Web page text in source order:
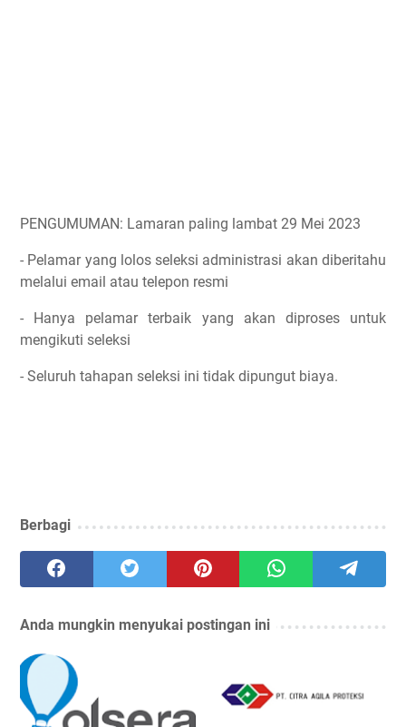
PENGUMUMAN: Lamaran paling lambat 29 Mei 2023
- Pelamar yang lolos seleksi administrasi akan diberitahu
melalui email atau telepon resmi
- Hanya pelamar terbaik yang akan diproses untuk
mengikuti seleksi
- Seluruh tahapan seleksi ini tidak dipungut biaya.
Berbagi
Anda mungkin menyukai postingan ini